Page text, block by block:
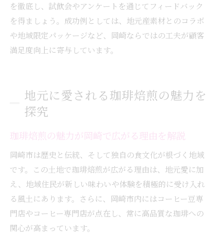
を徹底し、試飲会やアンケートを通じてフィードバック
を得ましょう。成功例としては、地元産素材とのコラボ
や地域限定パッケージなど、岡崎ならではの工夫が顧客
満足度向上に寄与しています。
地元に愛される珈琲焙煎の魅力を
探究
珈琲焙煎の魅力が岡崎で広がる理由を解説
岡崎市は歴史と伝統、そして独自の食文化が根づく地域
です。この土地で珈琲焙煎が広がる理由は、地元愛に加
え、地域住民が新しい味わいや体験を積極的に受け入れ
る風土にあります。さらに、岡崎市内にはコーヒー豆専
門店やコーヒー専門店が点在し、常に高品質な珈琲への
関心が高まっています。